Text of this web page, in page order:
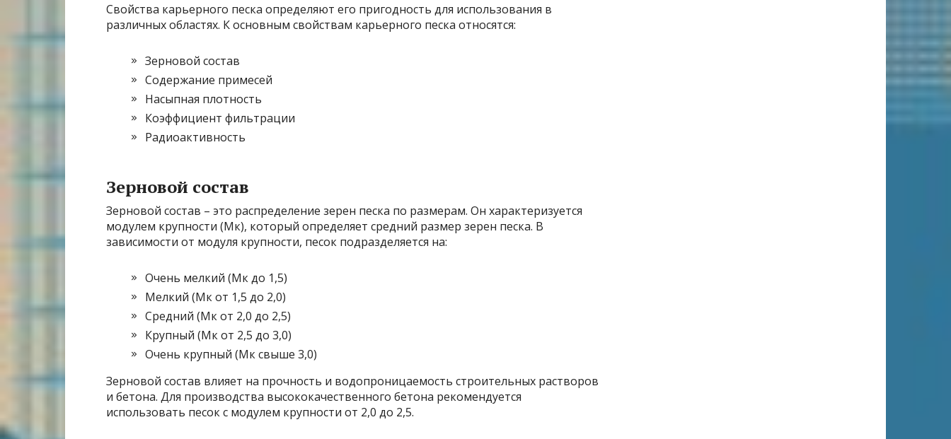
Свойства карьерного песка определяют его пригодность для использования в
различных областях. К основным свойствам карьерного песка относятся:
Зерновой состав
Содержание примесей
Насыпная плотность
Коэффициент фильтрации
Радиоактивность
Зерновой состав
Зерновой состав – это распределение зерен песка по размерам. Он характеризуется
модулем крупности (Мк), который определяет средний размер зерен песка. В
зависимости от модуля крупности, песок подразделяется на:
Очень мелкий (Мк до 1,5)
Мелкий (Мк от 1,5 до 2,0)
Средний (Мк от 2,0 до 2,5)
Крупный (Мк от 2,5 до 3,0)
Очень крупный (Мк свыше 3,0)
Зерновой состав влияет на прочность и водопроницаемость строительных растворов
и бетона. Для производства высококачественного бетона рекомендуется
использовать песок с модулем крупности от 2,0 до 2,5.